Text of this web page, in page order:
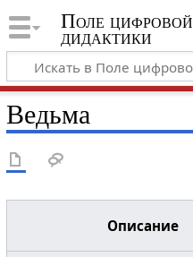
Поле цифровой
дидактики
Ведьма
Описание